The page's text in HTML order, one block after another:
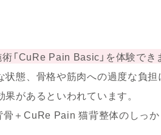
「CuRe Pain Basic」を体験でき
態、骨格や筋肉への過度な負
があるといわれています。
＋CuRe Pain 猫背整体のしっ